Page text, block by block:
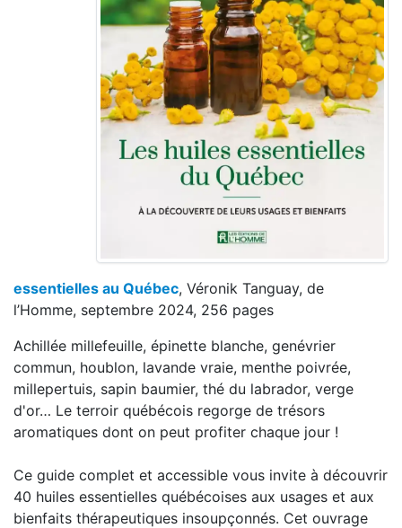
essentielles au Québec, Véronik Tanguay, de
l’Homme, septembre 2024, 256 pages
Achillée millefeuille, épinette blanche, genévrier
commun, houblon, lavande vraie, menthe poivrée,
millepertuis, sapin baumier, thé du labrador, verge
d'or… Le terroir québécois regorge de trésors
aromatiques dont on peut profiter chaque jour !
Ce guide complet et accessible vous invite à découvrir
40 huiles essentielles québécoises aux usages et aux
bienfaits thérapeutiques insoupçonnés. Cet ouvrage